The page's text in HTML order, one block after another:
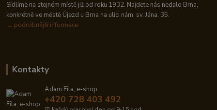
Sídlíme na stejném místě již od roku 1932. Najdete nás nedalo Brna,
konkrétně ve městě Újezd u Brna na ulici nám. sv. Jána, 35.
→ podrobnější informace
Kontakty
Adam Fila, e-shop
+420 728 403 492